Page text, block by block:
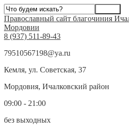
Православный сайт благочиния
Мордовии
8 (937) 511-89-43
79510567198@ya.ru
Кемля, ул. Советская, 37
Мордовия, Ичалковский район
09:00 - 21:00
без выходных